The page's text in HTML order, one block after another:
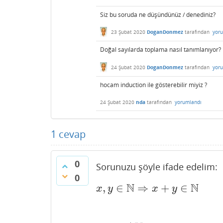
Siz bu soruda ne düşündünüz / denediniz?
23 Şubat 2020 DoganDonmez tarafından
Doğal sayılarda toplama nasıl tanımlanıyor?
24 Şubat 2020 DoganDonmez tarafından
hocam induction ile gösterebilir miyiz ?
24 Şubat 2020 nda tarafından yorumlandı
1 cevap
0
0
Sorunuzu şöyle ifade edelim:
x, y ∈ N ⇒ x + y ∈ N
x, y∈ N⇒ x+ y∈ N